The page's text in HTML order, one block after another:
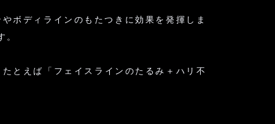
ボディラインのもたつきに効果を発揮しま
。
とえば「フェイスラインのたるみ＋ハリ不